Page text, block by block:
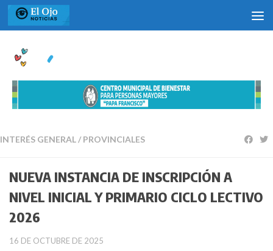
Saltar al contenido
INTERÉS GENERAL/ PROVINCIALES
NUEVA INSTANCIA DE INSCRIPCIÓN A
NIVEL INICIAL Y PRIMARIO CICLO LECTIVO
2026
16 DE OCTUBRE DE 2025